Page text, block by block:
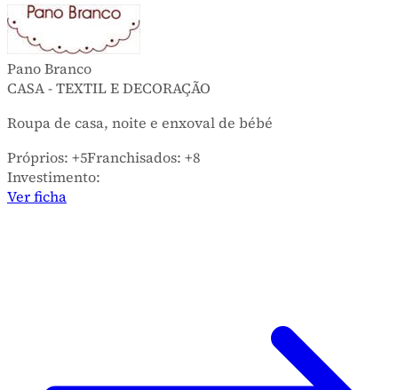
Pano Branco
CASA - TEXTIL E DECORAÇÃO
Roupa de casa, noite e enxoval de bébé
Próprios: +5Franchisados: +8
Investimento:
Ver ficha